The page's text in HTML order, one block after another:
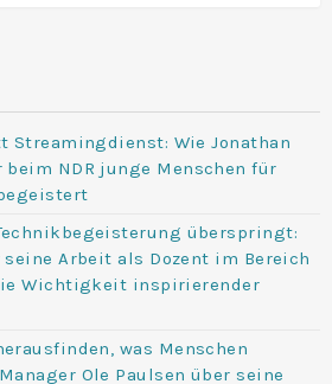
Streamingdienst: Wie Jonathan
beim NDR junge Menschen für
überspringt:
Arbeit als Dozent im Bereich
Wichtigkeit inspirierender
was Menschen
Ole Paulsen über seine